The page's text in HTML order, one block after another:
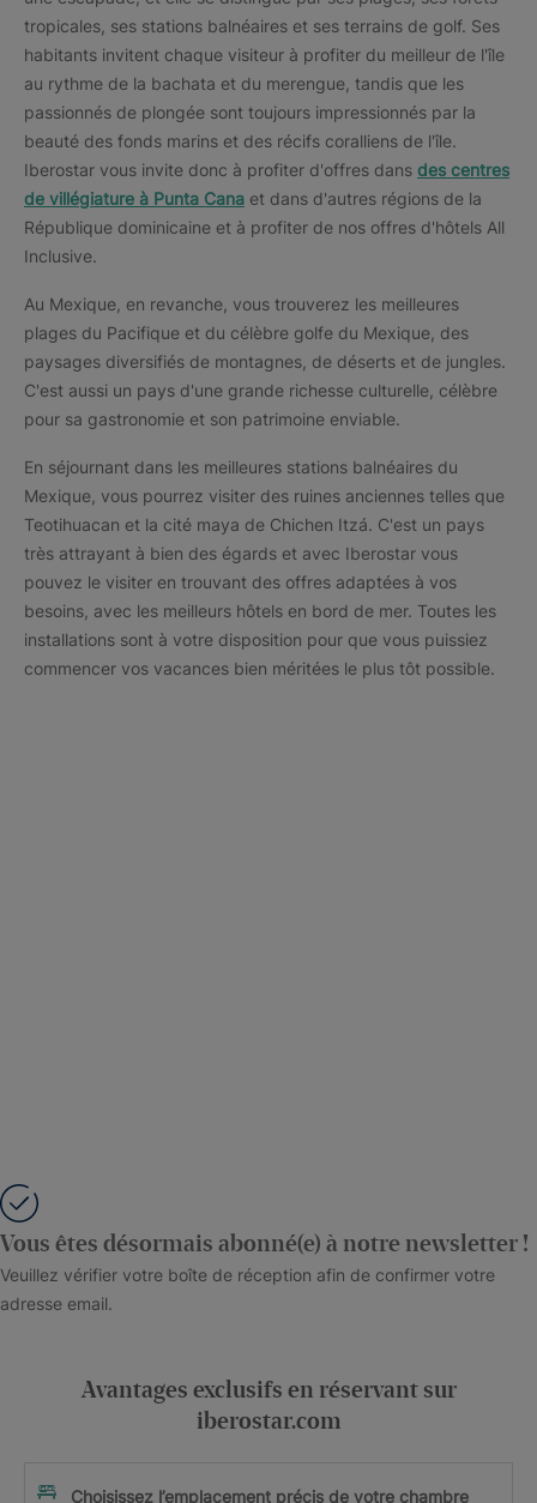
tropicales, ses stations balnéaires et ses terrains de golf. Ses
habitants invitent chaque visiteur à profiter du meilleur de l'île
au rythme de la bachata et du merengue, tandis que les
passionnés de plongée sont toujours impressionnés par la
beauté des fonds marins et des récifs coralliens de l'île.
Iberostar vous invite donc à profiter d'offres dans des centres
de villégiature à Punta Cana et dans d'autres régions de la
République dominicaine et à profiter de nos offres d'hôtels All
Inclusive.
Au Mexique, en revanche, vous trouverez les meilleures
plages du Pacifique et du célèbre golfe du Mexique, des
paysages diversifiés de montagnes, de déserts et de jungles.
C'est aussi un pays d'une grande richesse culturelle, célèbre
pour sa gastronomie et son patrimoine enviable.
En séjournant dans les meilleures stations balnéaires du
Mexique, vous pourrez visiter des ruines anciennes telles que
Teotihuacan et la cité maya de Chichen Itzá. C'est un pays
très attrayant à bien des égards et avec Iberostar vous
pouvez le visiter en trouvant des offres adaptées à vos
besoins, avec les meilleurs hôtels en bord de mer. Toutes les
installations sont à votre disposition pour que vous puissiez
commencer vos vacances bien méritées le plus tôt possible.
Vous êtes désormais abonné(e) à notre newsletter !
Veuillez vérifier votre boîte de réception afin de confirmer votre
adresse email.
Avantages exclusifs en réservant sur
iberostar.com
Choisissez l’emplacement précis de votre chambre